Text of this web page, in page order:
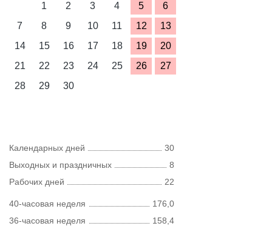
1
2 3 4 5
6
7
8 9 10 11 12
13
14
15 16 17 18 19
20
21
22 23 24 25 26
27
28
29 30
Календарных дней
30
Выходных и праздничных
8
Рабочих дней
22
40-часовая неделя
176,0
36-часовая неделя
158,4